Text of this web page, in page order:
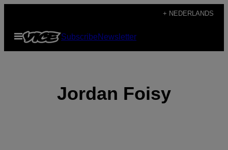
de
+ NEDERLANDS
Open
menu
SubscribeNewsletter
Jordan Foisy